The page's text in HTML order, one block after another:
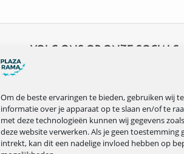
Om de beste ervaringen te bieden, gebruiken wij
informatie over je apparaat op te slaan en/of te
met deze technologieën kunnen wij gegevens
deze website verwerken. Als je geen
intrekt, kan dit een nadelige invloed hebben op
VOLG ONS OP ONZE SOCIALS